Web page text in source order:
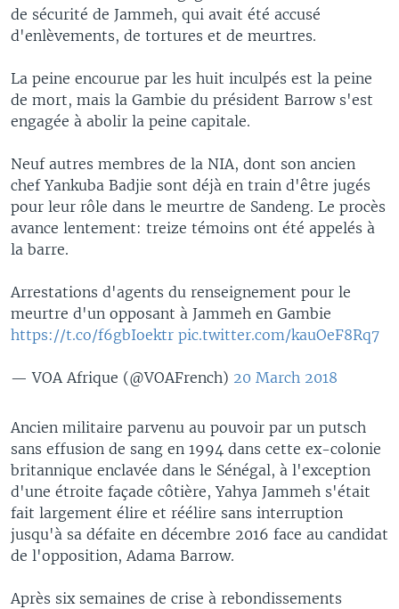
de sécurité de Jammeh, qui avait été accusé
d'enlèvements, de tortures et de meurtres.
La peine encourue par les huit inculpés est la peine
de mort, mais la Gambie du président Barrow s'est
engagée à abolir la peine capitale.
Neuf autres membres de la NIA, dont son ancien
chef Yankuba Badjie sont déjà en train d'être jugés
pour leur rôle dans le meurtre de Sandeng. Le procès
avance lentement: treize témoins ont été appelés à
la barre.
Arrestations d'agents du renseignement pour le
meurtre d'un opposant à Jammeh en Gambie
https://t.co/f6gbIoektr pic.twitter.com/kauOeF8Rq7
— VOA Afrique (@VOAFrench) 20 March 2018
Ancien militaire parvenu au pouvoir par un putsch
sans effusion de sang en 1994 dans cette ex-colonie
britannique enclavée dans le Sénégal, à l'exception
d'une étroite façade côtière, Yahya Jammeh s'était
fait largement élire et réélire sans interruption
jusqu'à sa défaite en décembre 2016 face au candidat
de l'opposition, Adama Barrow.
Après six semaines de crise à rebondissements